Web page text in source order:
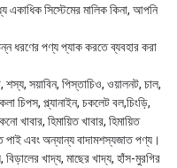
একাধিক সিস্টেমের মালিক কিনা, আপনি
ধরণের পণ্য প্যাক করতে ব্যবহার করা
শস্য, সয়াবিন, পিস্তাচিও, ওয়ালনট, চাল,
চিপস, প্ল্যানাইন, চকলেট বল,চিংড়ি,
খাবার, হিমায়িত খাবার, হিমায়িত
পাই এবং অন্যান্য বাদামশস্যজাত পণ্য।
বিড়ালের খাদ্য, মাছের খাদ্য, হাঁস-মুরগির